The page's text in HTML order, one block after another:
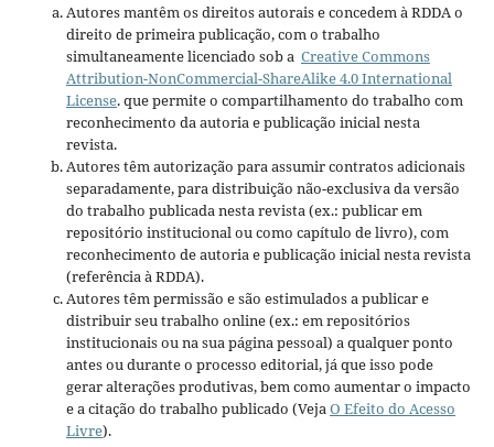
Autores mantêm os direitos autorais e concedem à RDDA o
direito de primeira publicação, com o trabalho
simultaneamente licenciado sob a Creative Commons
Attribution-NonCommercial-ShareAlike 4.0 International
License. que permite o compartilhamento do trabalho com
reconhecimento da autoria e publicação inicial nesta
revista.
Autores têm autorização para assumir contratos adicionais
separadamente, para distribuição não-exclusiva da versão
do trabalho publicada nesta revista (ex.: publicar em
repositório institucional ou como capítulo de livro), com
reconhecimento de autoria e publicação inicial nesta revista
(referência à RDDA).
Autores têm permissão e são estimulados a publicar e
distribuir seu trabalho online (ex.: em repositórios
institucionais ou na sua página pessoal) a qualquer ponto
antes ou durante o processo editorial, já que isso pode
gerar alterações produtivas, bem como aumentar o impacto
e a citação do trabalho publicado (VejaO Efeito do Acesso
Livre).